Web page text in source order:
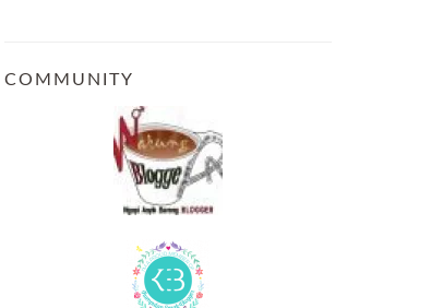
COMMUNITY